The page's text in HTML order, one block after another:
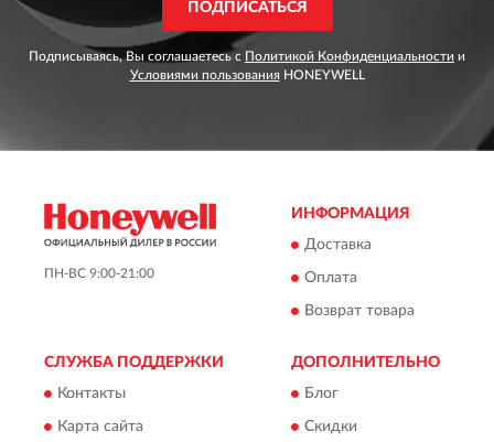
ПОДПИСАТЬСЯ
Подписываясь, Вы соглашаетесь с Политикой Конфиденциальности и
Условиями пользованияHONEYWELL
ПН-ВС 9:00-21:00
ИНФОРМАЦИЯ
Доставка
Оплата
Возврат товара
СЛУЖБА ПОДДЕРЖКИ
Контакты
Карта сайта
ДОПОЛНИТЕЛЬНО
Блог
Скидки